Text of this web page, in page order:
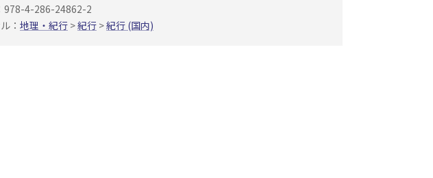
978-4-286-24862-2
： 地理・紀行 >紀行 >紀行 (国内)